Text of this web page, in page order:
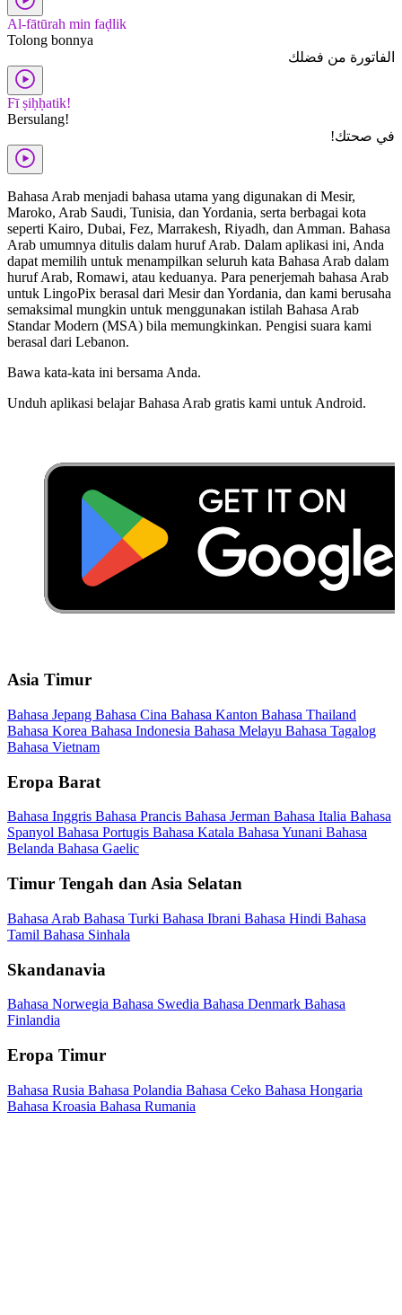
Al-fātūrah min faḍlik
Tolong bonnya
الفاتورة من فضلك
Fī ṣiḥḥatik!
Bersulang!
في صحتك!
Bahasa Arab menjadi bahasa utama yang digunakan di Mesir,
Maroko, Arab Saudi, Tunisia, dan Yordania, serta berbagai kota
seperti Kairo, Dubai, Fez, Marrakesh, Riyadh, dan Amman. Bahasa
Arab umumnya ditulis dalam huruf Arab. Dalam aplikasi ini, Anda
dapat memilih untuk menampilkan seluruh kata Bahasa Arab dalam
huruf Arab, Romawi, atau keduanya. Para penerjemah bahasa Arab
untuk LingoPix berasal dari Mesir dan Yordania, dan kami berusaha
semaksimal mungkin untuk menggunakan istilah Bahasa Arab
Standar Modern (MSA) bila memungkinkan. Pengisi suara kami
berasal dari Lebanon.
Bawa kata-kata ini bersama Anda.
Unduh aplikasi belajar Bahasa Arab gratis kami untuk Android.
Asia Timur
Bahasa Jepang Bahasa Cina Bahasa Kanton Bahasa Thailand
Bahasa Korea Bahasa Indonesia Bahasa Melayu Bahasa Tagalog
Bahasa Vietnam
Eropa Barat
Bahasa Inggris Bahasa Prancis Bahasa Jerman Bahasa Italia Bahasa
Spanyol Bahasa Portugis Bahasa Katala Bahasa Yunani Bahasa
Belanda Bahasa Gaelic
Timur Tengah dan Asia Selatan
Bahasa Arab Bahasa Turki Bahasa Ibrani Bahasa Hindi Bahasa
Tamil Bahasa Sinhala
Skandanavia
Bahasa Norwegia Bahasa Swedia Bahasa Denmark Bahasa
Finlandia
Eropa Timur
Bahasa Rusia Bahasa Polandia Bahasa Ceko Bahasa Hongaria
Bahasa Kroasia Bahasa Rumania